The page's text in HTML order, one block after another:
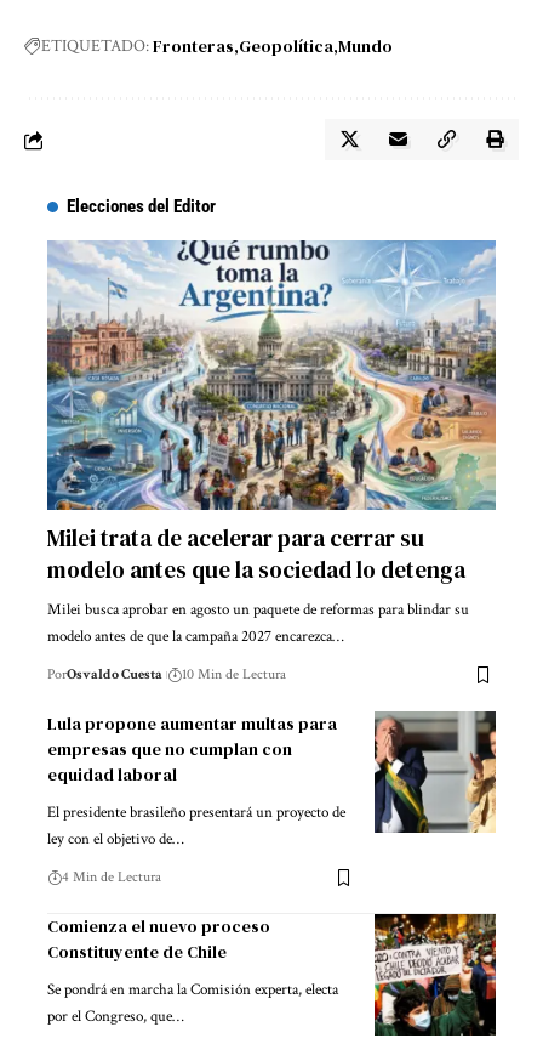
ETIQUETADO:Fronteras Geopolítica Mundo
Elecciones del Editor
Milei trata de acelerar para cerrar su
modelo antes que la sociedad lo detenga
Milei busca aprobar en agosto un paquete de reformas para blindar su
modelo antes de que la campaña 2027 encarezca…
PorOsvaldo Cuesta 10 Min de Lectura
Lula propone aumentar multas para
empresas que no cumplan con
equidad laboral
El presidente brasileño presentará un proyecto de
ley con el objetivo de…
4 Min de Lectura
Comienza el nuevo proceso
Constituyente de Chile
Se pondrá en marcha la Comisión experta, electa
por el Congreso, que…